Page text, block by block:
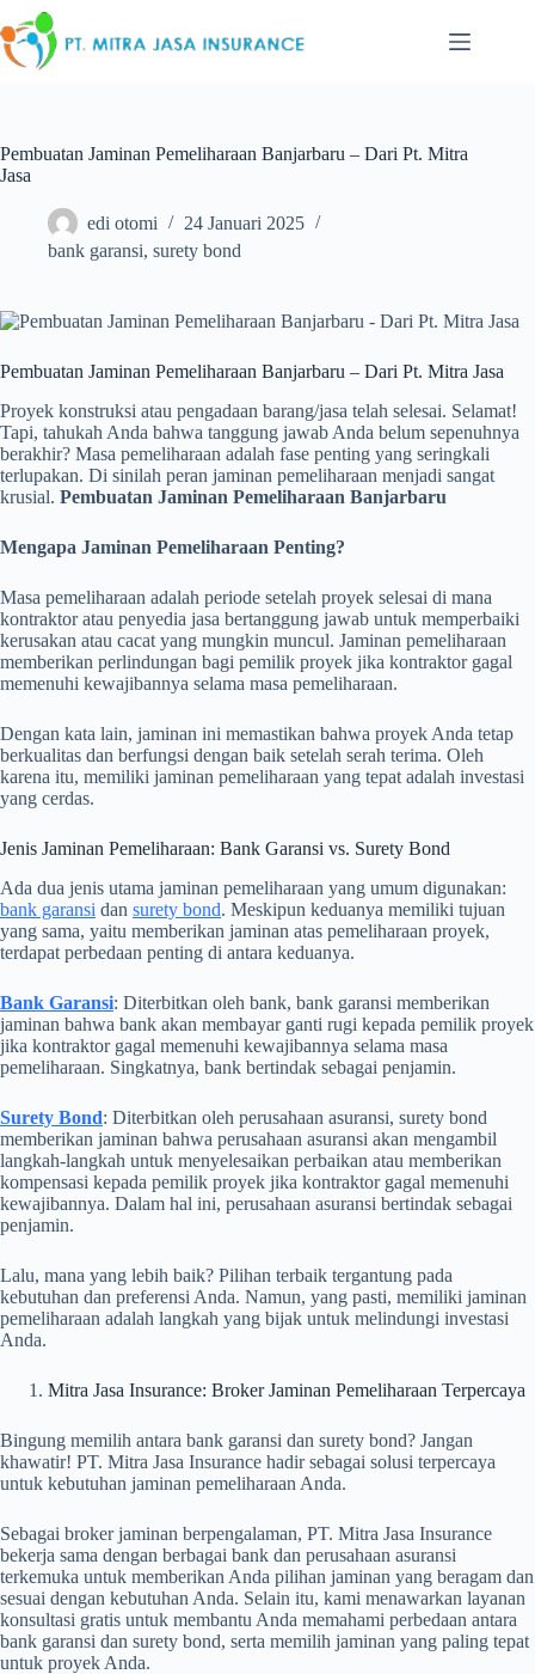
to
content
Pembuatan Jaminan Pemeliharaan Banjarbaru – Dari Pt. Mitra
Jasa
edi otomi
24 Januari 2025
bank garansi, surety bond
Pembuatan Jaminan Pemeliharaan Banjarbaru – Dari Pt. Mitra Jasa
Proyek konstruksi atau pengadaan barang/jasa telah selesai. Selamat!
Tapi, tahukah Anda bahwa tanggung jawab Anda belum sepenuhnya
berakhir? Masa pemeliharaan adalah fase penting yang seringkali
terlupakan. Di sinilah peran jaminan pemeliharaan menjadi sangat
krusial. Pembuatan Jaminan Pemeliharaan Banjarbaru
Mengapa Jaminan Pemeliharaan Penting?
Masa pemeliharaan adalah periode setelah proyek selesai di mana
kontraktor atau penyedia jasa bertanggung jawab untuk memperbaiki
kerusakan atau cacat yang mungkin muncul. Jaminan pemeliharaan
memberikan perlindungan bagi pemilik proyek jika kontraktor gagal
memenuhi kewajibannya selama masa pemeliharaan.
Dengan kata lain, jaminan ini memastikan bahwa proyek Anda tetap
berkualitas dan berfungsi dengan baik setelah serah terima. Oleh
karena itu, memiliki jaminan pemeliharaan yang tepat adalah investasi
yang cerdas.
Jenis Jaminan Pemeliharaan: Bank Garansi vs. Surety Bond
Ada dua jenis utama jaminan pemeliharaan yang umum digunakan:
bank garansi dan surety bond. Meskipun keduanya memiliki tujuan
yang sama, yaitu memberikan jaminan atas pemeliharaan proyek,
terdapat perbedaan penting di antara keduanya.
Bank Garansi: Diterbitkan oleh bank, bank garansi memberikan
jaminan bahwa bank akan membayar ganti rugi kepada pemilik proyek
jika kontraktor gagal memenuhi kewajibannya selama masa
pemeliharaan. Singkatnya, bank bertindak sebagai penjamin.
Surety Bond: Diterbitkan oleh perusahaan asuransi, surety bond
memberikan jaminan bahwa perusahaan asuransi akan mengambil
langkah-langkah untuk menyelesaikan perbaikan atau memberikan
kompensasi kepada pemilik proyek jika kontraktor gagal memenuhi
kewajibannya. Dalam hal ini, perusahaan asuransi bertindak sebagai
penjamin.
Lalu, mana yang lebih baik? Pilihan terbaik tergantung pada
kebutuhan dan preferensi Anda. Namun, yang pasti, memiliki jaminan
pemeliharaan adalah langkah yang bijak untuk melindungi investasi
Anda.
Mitra Jasa Insurance: Broker Jaminan Pemeliharaan Terpercaya
Bingung memilih antara bank garansi dan surety bond? Jangan
khawatir! PT. Mitra Jasa Insurance hadir sebagai solusi terpercaya
untuk kebutuhan jaminan pemeliharaan Anda.
Sebagai broker jaminan berpengalaman, PT. Mitra Jasa Insurance
bekerja sama dengan berbagai bank dan perusahaan asuransi
terkemuka untuk memberikan Anda pilihan jaminan yang beragam dan
sesuai dengan kebutuhan Anda. Selain itu, kami menawarkan layanan
konsultasi gratis untuk membantu Anda memahami perbedaan antara
bank garansi dan surety bond, serta memilih jaminan yang paling tepat
untuk proyek Anda.